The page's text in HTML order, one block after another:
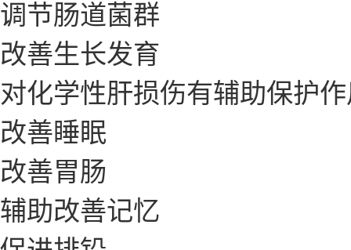
调节肠道菌群
改善生长发育
对化学性肝损伤有辅助保护
改善睡眠
改善胃肠
辅助改善记忆